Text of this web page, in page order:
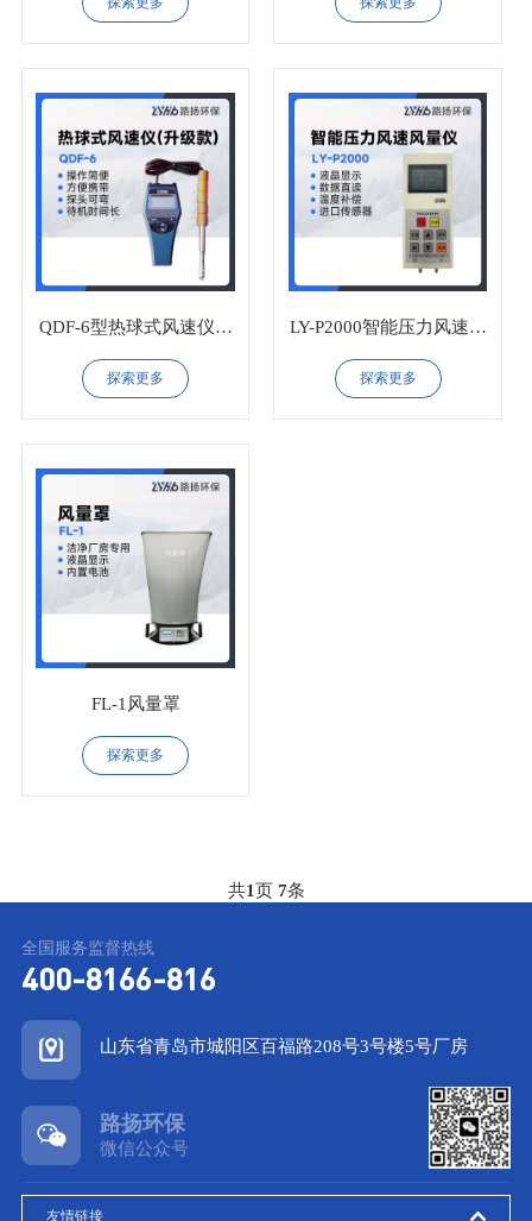
QDF-6型热球式风速仪升
级款
探索更多
LY-P2000智能压力风速测
量仪
探索更多
FL-1风量罩
探索更多
共1页 7条
全国服务监督热线
400-8166-816
山东省青岛市城阳区百福路208号3号楼5号厂房
路扬环保
微信公众号
友情链接